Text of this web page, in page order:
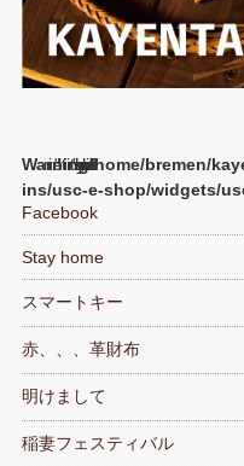
Warning/home/bremen/
ins/usc-e-shop/widgets/
Facebook
Stay home
スマートキー
赤、、、革財布
明けまして
稲妻フェスティバル